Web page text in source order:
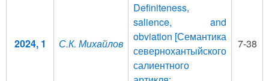
2024, 1 С.К. Михайлов
Definiteness,
salience, and
obviation [Семантика
севернохантыйского
салиентного
7-38